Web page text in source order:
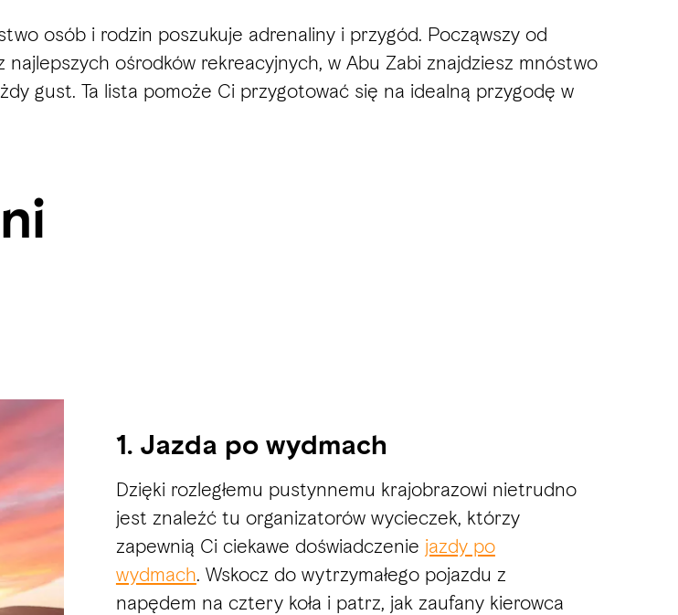
osób i rodzin poszukuje adrenaliny i przygód. Począwszy od
ośrodków rekreacyjnych, w Abu Zabi znajdziesz mnóstwo
gust. Ta lista pomoże Ci przygotować się na idealną przygodę w
1. Jazda po wydmach
Dzięki rozległemu pustynnemu krajobrazowi nietrudno
jest znaleźć tu organizatorów wycieczek, którzy
zapewnią Ci ciekawe doświadczenie jazdy po
wydmach. Wskocz do wytrzymałego pojazdu z
napędem na cztery koła i patrz, jak zaufany kierowca